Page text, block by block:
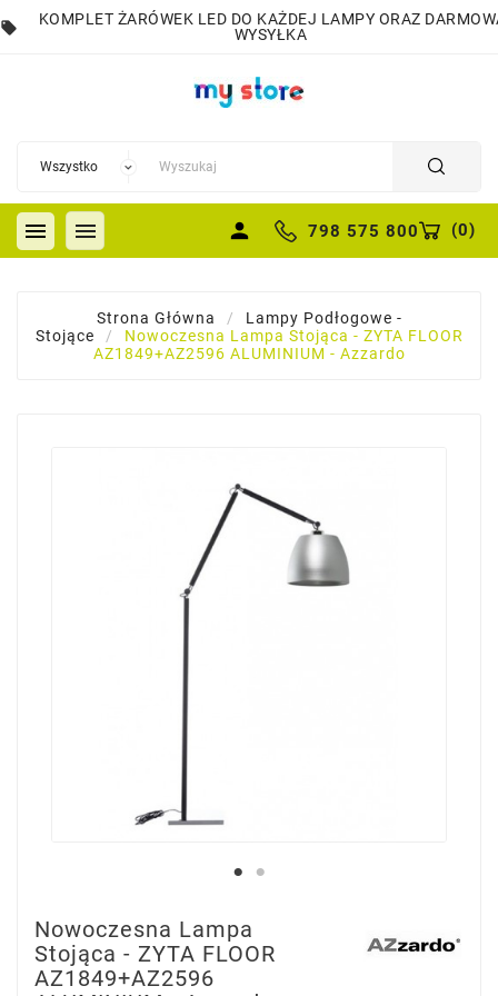
local_offer
KOMPLET ŻARÓWEK LED DO KAŻDEJ LAMPY ORAZ
WYSYŁKA
  person 798 575 800 (0)
Strona Główna
Lampy Podłogowe -
Stojące
Nowoczesna Lampa Stojąca - ZYTA FLOOR
AZ1849+AZ2596 ALUMINIUM - Azzardo
Nowoczesna Lampa
Stojąca - ZYTA FLOOR
AZ1849+AZ2596